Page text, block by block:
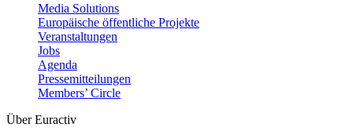
Media Solutions
Europäische öffentliche Projekte
Veranstaltungen
Jobs
Agenda
Pressemitteilungen
Members’ Circle
Über Euractiv